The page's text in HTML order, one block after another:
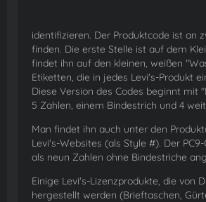
identifizieren. Der Produktcode ist an
finden. Die erste Stelle ist auf dem
findet ihn auf den kleinen, weißen
Etiketten, die in jedes Levi's-Produkt
Diese Version des Codes beginnt mit
5 Zahlen, einem Bindestrich und 4
Man findet ihn auch unter den
Levi's-Websites (als Style #). Der
als neun Zahlen ohne Bindestriche
Einige Levi's-Lizenzprodukte, die von
hergestellt werden (Brieftaschen,